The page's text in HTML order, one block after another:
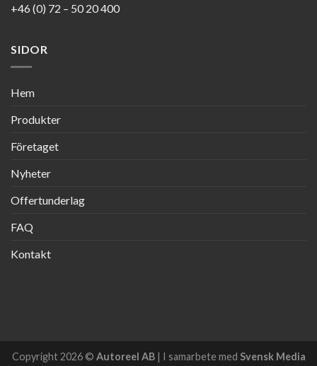
+46 (0) 72 – 50 20 400
SIDOR
Hem
Produkter
Företaget
Nyheter
Offertunderlag
FAQ
Kontakt
Copyright 2026 © Autoreel AB| I samarbete med Svensk Media